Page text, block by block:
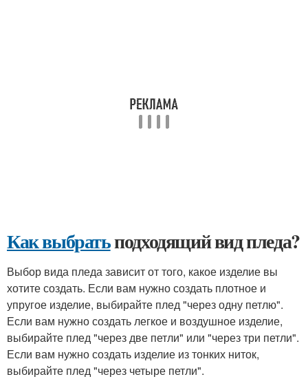
Как выбратьподходящий вид пледа?
Выбор вида пледа зависит от того, какое изделие вы
хотите создать. Если вам нужно создать плотное и
упругое изделие, выбирайте плед "через одну петлю".
Если вам нужно создать легкое и воздушное изделие,
выбирайте плед "через две петли" или "через три петли".
Если вам нужно создать изделие из тонких ниток,
выбирайте плед "через четыре петли".